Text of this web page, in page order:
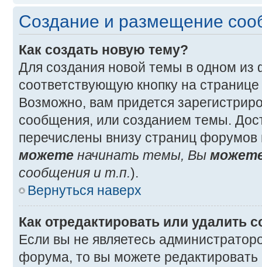
Создание и размещение
Как создать новую тему?
Для создания новой темы в одном из
соответствующую кнопку на
Возможно, вам придется
сообщения, или созданием темы.
перечислены внизу страниц
можете начинать темы, Вы
сообщения и т.п.).
Вернуться наверх
Как отредактировать или удалить
Если вы не являетесь
форума, то вы можете редактировать